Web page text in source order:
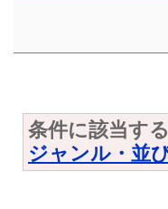
条件に該当す
ジャンル・並